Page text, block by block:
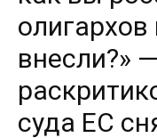
внесли?»
суда ЕС